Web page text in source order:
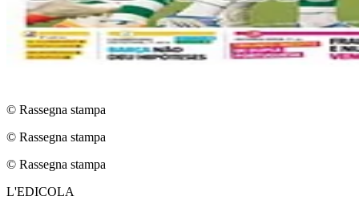
© Rassegna stampa
© Rassegna stampa
© Rassegna stampa
L'EDICOLA